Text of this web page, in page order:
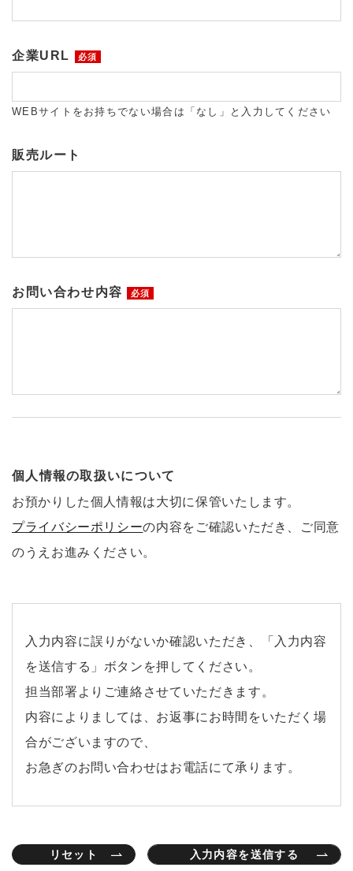
企業URL 必須
WEBサイトをお持ちでない場合は「なし」と入力してください
販売ルート
お問い合わせ内容 必須
個人情報の取扱いについて
お預かりした個人情報は大切に保管いたします。
プライバシーポリシーの内容をご確認いただき、ご同意
のうえお進みください。
入力内容に誤りがないか確認いただき、「入力内容
を送信する」ボタンを押してください。
担当部署よりご連絡させていただきます。
内容によりましては、お返事にお時間をいただく場
合がございますので、
お急ぎのお問い合わせはお電話にて承ります。